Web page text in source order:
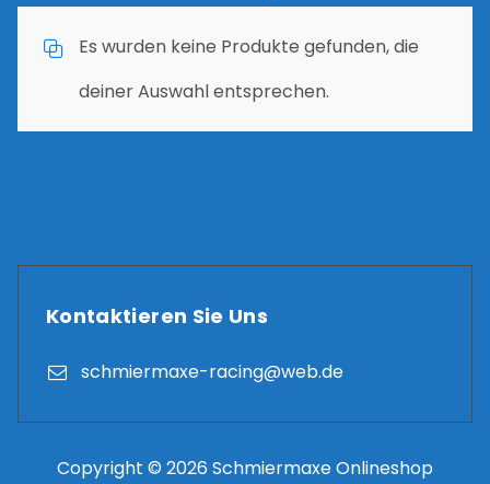
Es wurden keine Produkte gefunden, die
deiner Auswahl entsprechen.
Kontaktieren Sie Uns
schmiermaxe-racing@web.de
Copyright © 2026 Schmiermaxe Onlineshop